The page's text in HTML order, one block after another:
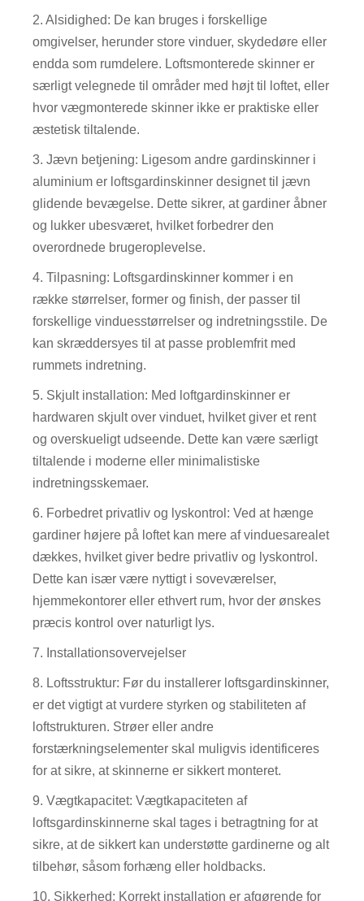
2. Alsidighed: De kan bruges i forskellige
omgivelser, herunder store vinduer, skydedøre eller
endda som rumdelere. Loftsmonterede skinner er
særligt velegnede til områder med højt til loftet, eller
hvor vægmonterede skinner ikke er praktiske eller
æstetisk tiltalende.
3. Jævn betjening: Ligesom andre gardinskinner i
aluminium er loftsgardinskinner designet til jævn
glidende bevægelse. Dette sikrer, at gardiner åbner
og lukker ubesværet, hvilket forbedrer den
overordnede brugeroplevelse.
4. Tilpasning: Loftsgardinskinner kommer i en
række størrelser, former og finish, der passer til
forskellige vinduesstørrelser og indretningsstile. De
kan skræddersyes til at passe problemfrit med
rummets indretning.
5. Skjult installation: Med loftgardinskinner er
hardwaren skjult over vinduet, hvilket giver et rent
og overskueligt udseende. Dette kan være særligt
tiltalende i moderne eller minimalistiske
indretningsskemaer.
6. Forbedret privatliv og lyskontrol: Ved at hænge
gardiner højere på loftet kan mere af vinduesarealet
dækkes, hvilket giver bedre privatliv og lyskontrol.
Dette kan især være nyttigt i soveværelser,
hjemmekontorer eller ethvert rum, hvor der ønskes
præcis kontrol over naturligt lys.
7. Installationsovervejelser
8. Loftsstruktur: Før du installerer loftsgardinskinner,
er det vigtigt at vurdere styrken og stabiliteten af ​​
loftstrukturen. Strøer eller andre
forstærkningselementer skal muligvis identificeres
for at sikre, at skinnerne er sikkert monteret.
9. Vægtkapacitet: Vægtkapaciteten af ​​
loftsgardinskinnerne skal tages i betragtning for at
sikre, at de sikkert kan understøtte gardinerne og alt
tilbehør, såsom forhæng eller holdbacks.
10. Sikkerhed: Korrekt installation er afgørende for